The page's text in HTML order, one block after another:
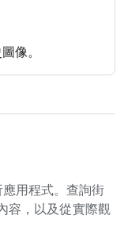
像。
用程式。查詢街
容，以及從實際觀